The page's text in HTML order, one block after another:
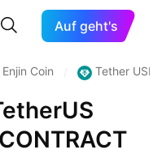
Auf geht's
Enjin Coin Tether